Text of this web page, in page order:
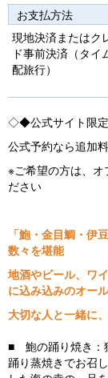
vi
o
u
s
お支払方法
現地決済またはク
ド事前決済（タイ
配旅行）
◇◆公式サイト限
公式予約なら追加
※ご希望の方は、オ
ださい
「鮑・金目鯛・伊
数々を堪能
地酒やビール、ワ
に込み込みのオー
大切な人と一緒に
■ 鮑の踊り焼き：
踊り蒸焼きでお召